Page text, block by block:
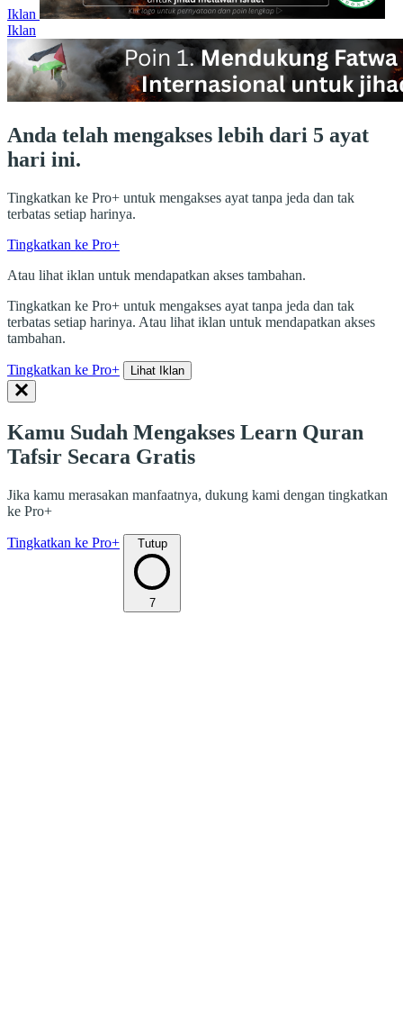
Iklan
Iklan
Anda telah mengakses lebih dari 5 ayat
hari ini.
Tingkatkan ke Pro+ untuk mengakses ayat tanpa jeda dan tak
terbatas setiap harinya.
Tingkatkan ke Pro+
Atau lihat iklan untuk mendapatkan akses tambahan.
Tingkatkan ke Pro+ untuk mengakses ayat tanpa jeda dan tak
terbatas setiap harinya. Atau lihat iklan untuk mendapatkan akses
tambahan.
Tingkatkan ke Pro+ Lihat Iklan
Kamu Sudah Mengakses Learn Quran
Tafsir Secara Gratis
Jika kamu merasakan manfaatnya, dukung kami dengan tingkatkan
ke Pro+
Tingkatkan ke Pro+ Tutup
7